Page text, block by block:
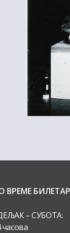
ВРЕМЕ
– СУБОТА:
часова